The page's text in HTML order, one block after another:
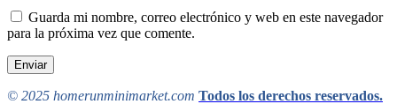
Guarda mi nombre, correo electrónico y web en este navegador
para la próxima vez que comente.
© 2025 homerunminimarket.com Todos los derechos reservados.